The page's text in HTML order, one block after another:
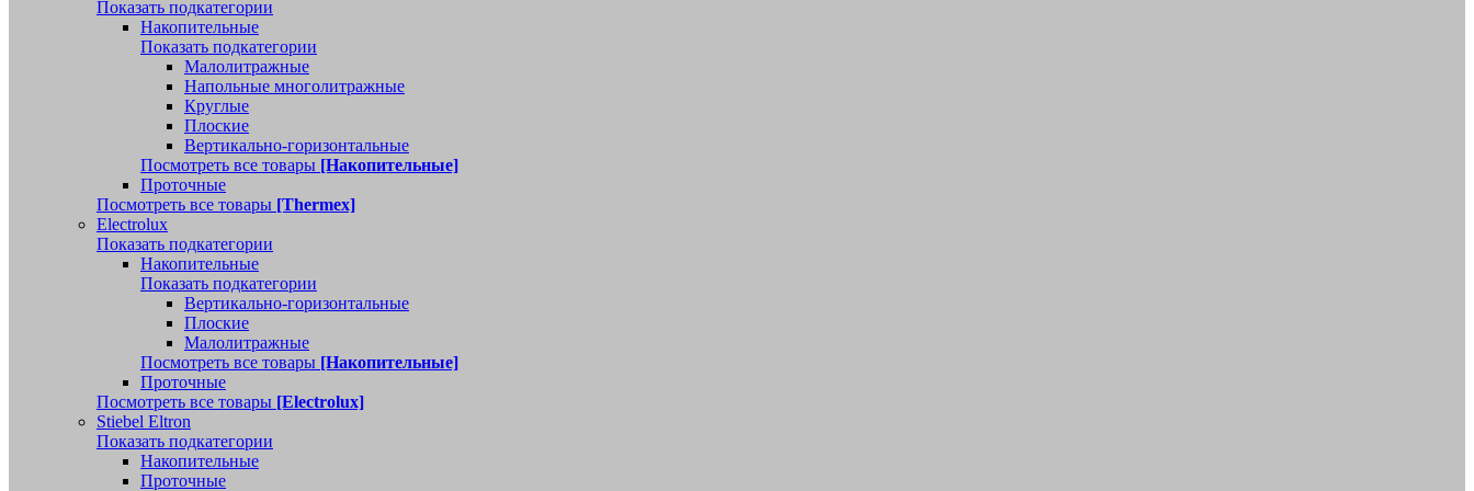
Показать подкатегории
Накопительные
Показать подкатегории
Малолитражные
Напольные многолитражные
Круглые
Плоские
Вертикально-горизонтальные
Посмотреть все товары [Накопительные]
Проточные
Посмотреть все товары [Thermex]
Electrolux
Показать подкатегории
Накопительные
Показать подкатегории
Вертикально-горизонтальные
Плоские
Малолитражные
Посмотреть все товары [Накопительные]
Проточные
Посмотреть все товары [Electrolux]
Stiebel Eltron
Показать подкатегории
Накопительные
Проточные